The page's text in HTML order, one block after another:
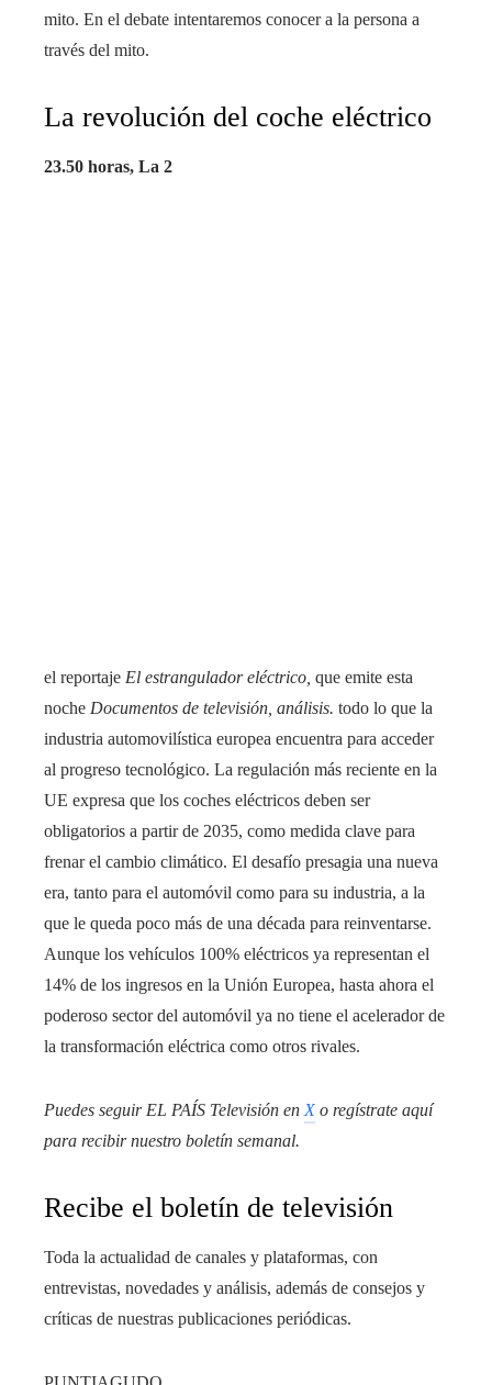
mito. En el debate intentaremos conocer a la persona a
través del mito.
La revolución del coche eléctrico
23.50 horas, La 2
el reportaje El estrangulador eléctrico, que emite esta
noche Documentos de televisión, análisis. todo lo que la
industria automovilística europea encuentra para acceder
al progreso tecnológico. La regulación más reciente en la
UE expresa que los coches eléctricos deben ser
obligatorios a partir de 2035, como medida clave para
frenar el cambio climático. El desafío presagia una nueva
era, tanto para el automóvil como para su industria, a la
que le queda poco más de una década para reinventarse.
Aunque los vehículos 100% eléctricos ya representan el
14% de los ingresos en la Unión Europea, hasta ahora el
poderoso sector del automóvil ya no tiene el acelerador de
la transformación eléctrica como otros rivales.
Puedes seguir EL PAÍS Televisión en Xo regístrate aquí
para recibirnuestro boletín semanal.
Recibe el boletín de televisión
Toda la actualidad de canales y plataformas, con
entrevistas, novedades y análisis, además de consejos y
críticas de nuestras publicaciones periódicas.